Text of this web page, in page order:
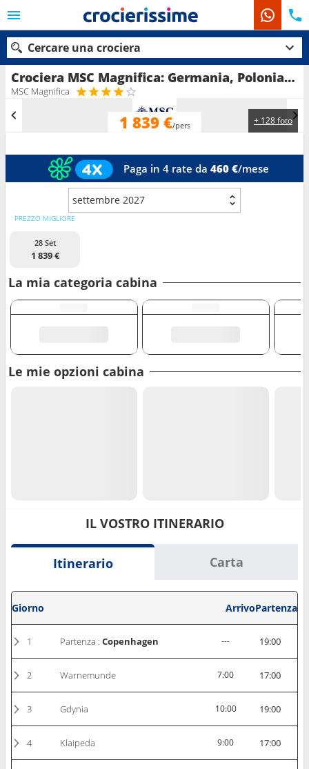
Crociera MSC Magnifica: Germania, Polonia, Lituania, Lettonia, Estonia, Finlandia, Svezia, Danimarca in partenza da Copenhagen
MSC Magnifica
+ 128 foto
1 839 €/pers
Paga in 4 rate da 460 €/mese
settembre 2027
PREZZO MIGLIORE
28 Set
1 839 €
La mia categoria cabina
Le mie opzioni cabina
IL VOSTRO ITINERARIO
Itinerario Carta
Giorno ArrivoPartenza
1 Partenza :Copenhagen --- 19:00
2 Warnemunde 7:00 17:00
3 Gdynia 10:00 19:00
4 Klaipeda 9:00 17:00
Cercare una crociera
Le nostre destinazioni
Mesi di partenza
Porti Compagnie